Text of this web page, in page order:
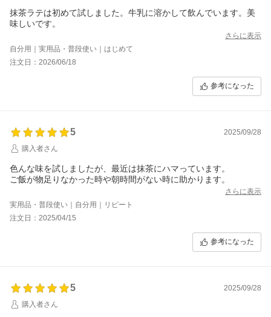
抹茶ラテは初めて試しました。牛乳に溶かして飲んでいます。美
味しいです。
さらに表示
自分用｜実用品・普段使い｜はじめて
注文日：2026/06/18
参考になった
5
2025/09/28
購入者さん
色んな味を試しましたが、最近は抹茶にハマっています。
ご飯が物足りなかった時や朝時間がない時に助かります。
さらに表示
実用品・普段使い｜自分用｜リピート
注文日：2025/04/15
参考になった
5
2025/09/28
購入者さん